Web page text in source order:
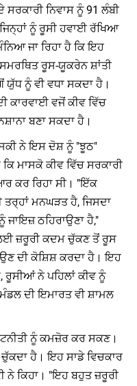
ਨਿਵਾਸ ਨੂੰ 91 ਲੰਬੀ
ਨੂੰ ਰੂਸੀ ਹਵਾਈ ਰੱਖਿਆ
ਜਾ ਰਿਹਾ ਹੈ ਕਿ ਇਹ
ਰੂਸ-ਯੂਕਰੇਨ ਸ਼ਾਂਤੀ
ਨੂੰ ਵੀ ਵਧਾ ਸਕਦਾ ਹੈ।
ਕਾਰਵਾਈ ਵਜੋਂ ਕੀਵ ਵਿੱਚ
ਬਣਾ ਸਕਦਾ ਹੈ।
ਨੇ ਇਸ ਦੋਸ਼ ਨੂੰ "ਝੂਠ"
ਮਾਸਕੋ ਕੀਵ ਵਿੱਚ ਸਰਕਾਰੀ
ਕਰ ਰਿਹਾ ਸੀ। "ਇੱਕ
ਮਨਘੜਤ ਹੈ, ਜਿਸਦਾ
ਠਹਿਰਾਉਣਾ ਹੈ,"
ਜ਼ਰੂਰੀ ਕਦਮ ਚੁੱਕਣ ਤੋਂ ਰੂਸ
ਦੀ ਕੋਸ਼ਿਸ਼ ਕਰਦਾ ਹੈ। ਇਹ
ਨੇ ਪਹਿਲਾਂ ਕੀਵ ਨੂੰ
ਦੀ ਇਮਾਰਤ ਵੀ ਸ਼ਾਮਲ
ਨੂੰ ਕਮਜ਼ੋਰ ਕਰ ਸਕਣ।
ਹੈ। ਇਹ ਸਾਡੇ ਵਿਚਕਾਰ
ਨੇ ਕਿਹਾ। "ਇਹ ਬਹੁਤ ਜ਼ਰੂਰੀ